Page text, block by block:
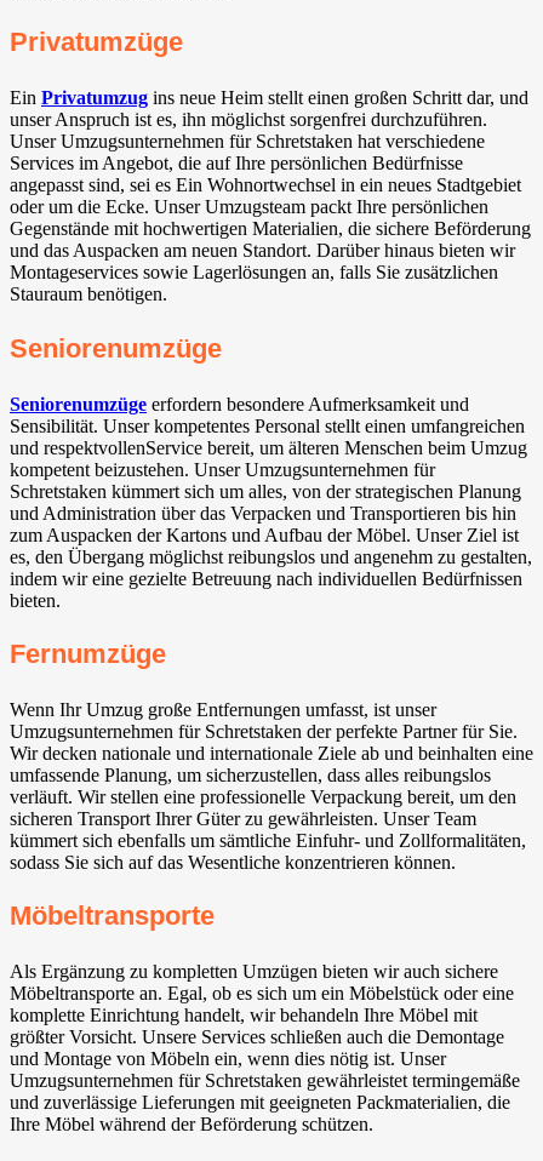
Privatumzüge
Ein Privatumzug ins neue Heim stellt einen großen Schritt dar, und
unser Anspruch ist es, ihn möglichst sorgenfrei durchzuführen.
Unser Umzugsunternehmen für Schretstaken hat verschiedene
Services im Angebot, die auf Ihre persönlichen Bedürfnisse
angepasst sind, sei es Ein Wohnortwechsel in ein neues Stadtgebiet
oder um die Ecke. Unser Umzugsteam packt Ihre persönlichen
Gegenstände mit hochwertigen Materialien, die sichere Beförderung
und das Auspacken am neuen Standort. Darüber hinaus bieten wir
Montageservices sowie Lagerlösungen an, falls Sie zusätzlichen
Stauraum benötigen.
Seniorenumzüge
Seniorenumzüge erfordern besondere Aufmerksamkeit und
Sensibilität. Unser kompetentes Personal stellt einen umfangreichen
und respektvollenService bereit, um älteren Menschen beim Umzug
kompetent beizustehen. Unser Umzugsunternehmen für
Schretstaken kümmert sich um alles, von der strategischen Planung
und Administration über das Verpacken und Transportieren bis hin
zum Auspacken der Kartons und Aufbau der Möbel. Unser Ziel ist
es, den Übergang möglichst reibungslos und angenehm zu gestalten,
indem wir eine gezielte Betreuung nach individuellen Bedürfnissen
bieten.
Fernumzüge
Wenn Ihr Umzug große Entfernungen umfasst, ist unser
Umzugsunternehmen für Schretstaken der perfekte Partner für Sie.
Wir decken nationale und internationale Ziele ab und beinhalten eine
umfassende Planung, um sicherzustellen, dass alles reibungslos
verläuft. Wir stellen eine professionelle Verpackung bereit, um den
sicheren Transport Ihrer Güter zu gewährleisten. Unser Team
kümmert sich ebenfalls um sämtliche Einfuhr- und Zollformalitäten,
sodass Sie sich auf das Wesentliche konzentrieren können.
Möbeltransporte
Als Ergänzung zu kompletten Umzügen bieten wir auch sichere
Möbeltransporte an. Egal, ob es sich um ein Möbelstück oder eine
komplette Einrichtung handelt, wir behandeln Ihre Möbel mit
größter Vorsicht. Unsere Services schließen auch die Demontage
und Montage von Möbeln ein, wenn dies nötig ist. Unser
Umzugsunternehmen für Schretstaken gewährleistet termingemäße
und zuverlässige Lieferungen mit geeigneten Packmaterialien, die
Ihre Möbel während der Beförderung schützen.